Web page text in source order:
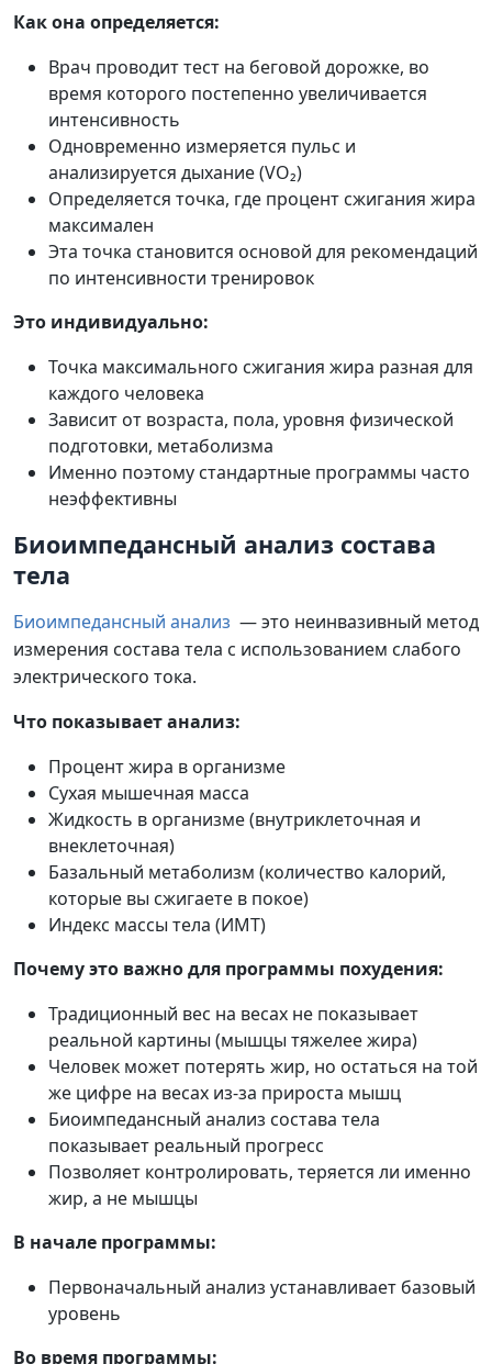
Как она определяется:
Врач проводит тест на беговой дорожке, во
время которого постепенно увеличивается
интенсивность
Одновременно измеряется пульс и
анализируется дыхание (VO₂)
Определяется точка, где процент сжигания жира
максимален
Эта точка становится основой для рекомендаций
по интенсивности тренировок
Это индивидуально:
Точка максимального сжигания жира разная для
каждого человека
Зависит от возраста, пола, уровня физической
подготовки, метаболизма
Именно поэтому стандартные программы часто
неэффективны
Биоимпедансный анализ состава
тела
Биоимпедансный анализ — это неинвазивный метод
измерения состава тела с использованием слабого
электрического тока.
Что показывает анализ:
Процент жира в организме
Сухая мышечная масса
Жидкость в организме (внутриклеточная и
внеклеточная)
Базальный метаболизм (количество калорий,
которые вы сжигаете в покое)
Индекс массы тела (ИМТ)
Почему это важно для программы похудения:
Традиционный вес на весах не показывает
реальной картины (мышцы тяжелее жира)
Человек может потерять жир, но остаться на той
же цифре на весах из-за прироста мышц
Биоимпедансный анализ состава тела
показывает реальный прогресс
Позволяет контролировать, теряется ли именно
жир, а не мышцы
В начале программы:
Первоначальный анализ устанавливает базовый
уровень
Во время программы: